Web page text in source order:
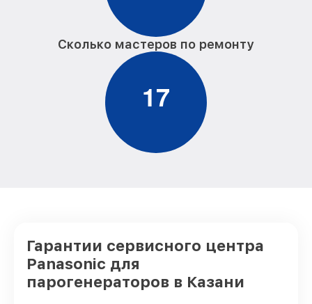
Сколько мастеров по ремонту
17
Гарантии сервисного центра
Panasonic для
парогенераторов в Казани